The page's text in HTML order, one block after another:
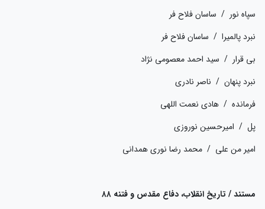
سپاه نور / ساسان فلاح فر
نبرد پالمیرا / ساسان فلاح فر
بی قرار / سید احمد معصومی نژاد
نبرد پنهان / ناصر نادری
فرمانده / هادی نعمت اللهی
پل / امیرحسین نوروزی
امیر من علی / محمد رضا نوری همدانی
مستند / تاریخ انقلاب، دفاع مقدس و فتنه ۸۸